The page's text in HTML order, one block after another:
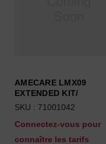
AMECARE LMX09
EXTENDED KIT/
SKU : 71001042
Connectez-vous pour
connaître les tarifs